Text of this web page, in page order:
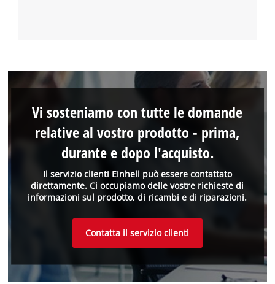
Il servizio clienti Einhell può essere contattato
direttamente. Ci occupiamo delle vostre richieste di
informazioni sul prodotto, di ricambi e di riparazioni.
Vi sosteniamo con tutte le domande
relative al vostro prodotto - prima,
durante e dopo l'acquisto.
Contatta il servizio clienti